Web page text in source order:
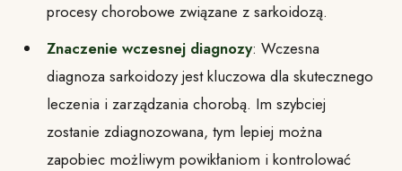
procesy chorobowe związane z sarkoidozą.
Znaczenie wczesnej diagnozy: Wczesna
diagnoza sarkoidozy jest kluczowa dla skutecznego
leczenia i zarządzania chorobą. Im szybciej
zostanie zdiagnozowana, tym lepiej można
zapobiec możliwym powikłaniom i kontrolować